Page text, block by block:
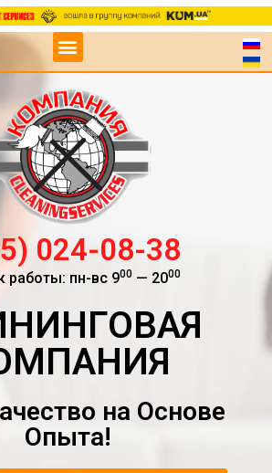
024-08-38
работы: пн-вс 900— 2000
на Основе
Опыта!